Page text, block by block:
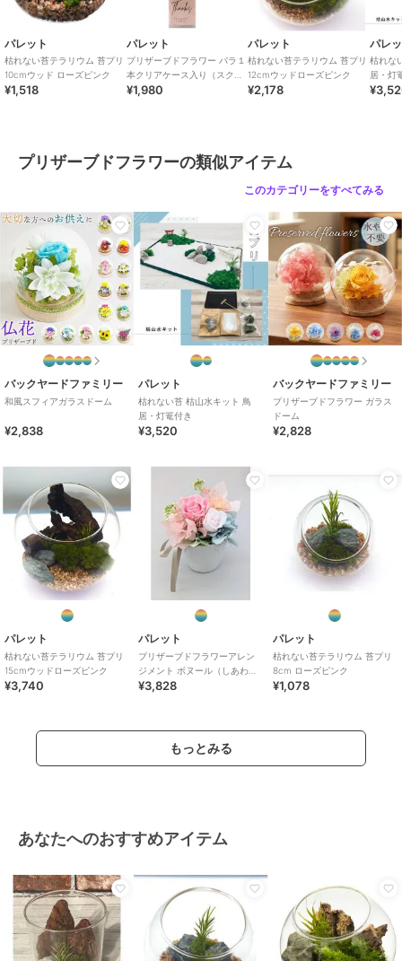
パレット
枯れない苔テラリウム 苔プリ
10cmウッド ローズピンク
¥1,518
パレット
プリザーブドフラワー バラ１
本クリアケース入り（スクエ
ア）ブライトピンク
¥1,980
パレット
枯れない苔テラリウム 苔プリ
12cmウッドローズピンク
¥2,178
パレ
枯れな
居・灯
プリザーブドフラワーの類似アイテム
このカテゴリーをすべてみる
バックヤードファミリー
和風スフィアガラスドーム
¥2,838
パレット
枯れない苔 枯山水キット 鳥
居・灯篭付き
¥3,520
バックヤードファミリー
プリザーブドフラワー ガラス
ドーム
¥2,828
パレット
枯れない苔テラリウム 苔プリ
15cmウッドローズピンク
¥3,740
パレット
プリザーブドフラワーアレン
ジメント ボヌール（しあわ
せ） ピンク
¥3,828
パレット
枯れない苔テラリウム 苔プリ
8cm ローズピンク
¥1,078
もっとみる
あなたへのおすすめアイテム